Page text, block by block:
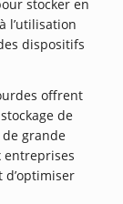
stocker en
l’utilisation
dispositifs
offrent
de
grande
entreprises